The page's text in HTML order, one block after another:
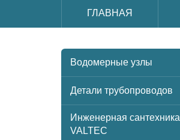
ГЛАВНАЯ
Водомерные узлы
Детали трубопроводов
Инженерная сантехника
VALTEC